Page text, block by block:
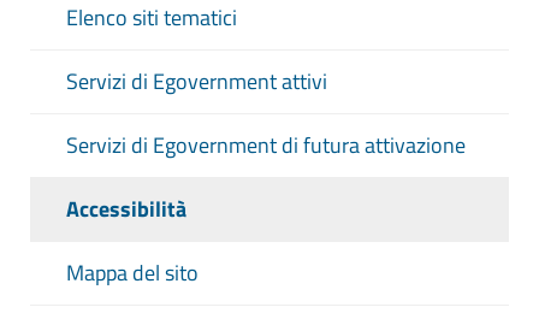
Elenco siti tematici
Servizi di Egovernment attivi
Servizi di Egovernment di futura attivazione
Accessibilità
Mappa del sito